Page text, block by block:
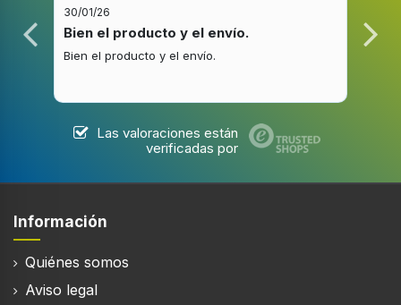
Luz interior
Pantalla incorporada
Temporizador
Mecánico
Color del producto
30/01/26
Bien el producto y el envío.
Bien el producto y el envío.
Las valoraciones están
verificadas por
Información
Quiénes somos
Aviso legal